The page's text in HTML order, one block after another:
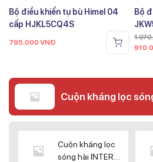
Bộ điều khiển tụ bù Himel 04
cấp HJKL5CQ4S
795.000 VNĐ
Bộ
Cuộn kháng lọc
Cuộn kháng lọc
sóng hài INTER